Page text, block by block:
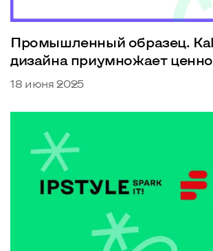
Промышленный образец.
дизайна приумножает
18 июня 2025